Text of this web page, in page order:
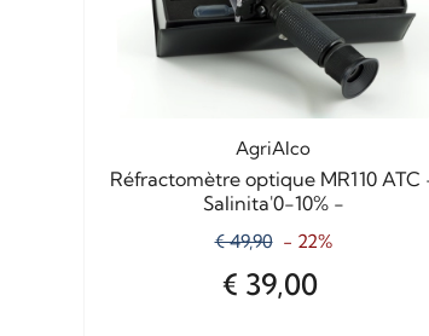
AgriAlco
Réfractomètre optique MR110 ATC
Salinita'0-10% -
€ 49,90 - 22%
€ 39,00